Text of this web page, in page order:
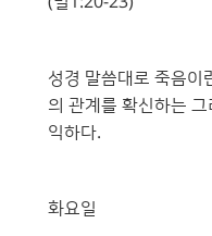
성경 말씀대로 죽음이
의 관계를 확신하는
익하다.
화요일